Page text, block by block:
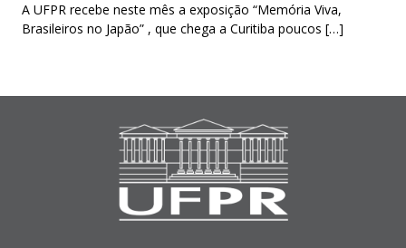
A UFPR recebe neste mês a exposição “Memória Viva,
Brasileiros no Japão” , que chega a Curitiba poucos […]